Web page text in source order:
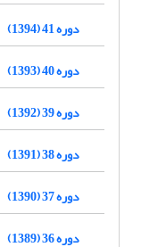
دوره 41 (1394)
دوره 40 (1393)
دوره 39 (1392)
دوره 38 (1391)
دوره 37 (1390)
دوره 36 (1389)